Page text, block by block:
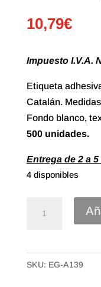
10,79€
Impuesto I.V.A.
Etiqueta
Catalán.
Fondo blanco,
500 unidades.
Entrega de 2 a
4 disponibles
que
t'agradi"
SKU: EG-A139